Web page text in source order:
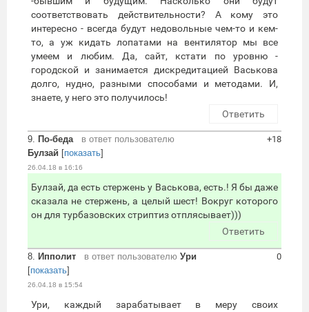
соответствовать действительности? А кому это
интересно - всегда будут недовольные чем-то и кем-
то, а уж кидать лопатами на вентилятор мы все
умеем и любим. Да, сайт, кстати по уровню -
городской и занимается дискредитацией Васькова
долго, нудно, разными способами и методами. И,
знаете, у него это получилось!
Ответить
9. По-беда
в ответ пользователю
Булзай [показать]
26.04.18 в 16:16
+18
Булзай, да есть стержень у Васькова, есть.! Я бы даже
сказала не стержень, а целый шест! Вокруг которого
он для турбазовских стриптиз отплясывает)))
Ответить
8. Ипполит в ответ пользователю Ури
[показать]
26.04.18 в 15:54
0
Ури, каждый зарабатывает в меру своих